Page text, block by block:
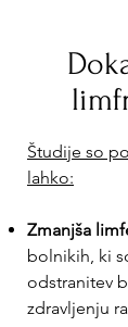
Študije so
lahko:
Zmanjša
bolnikih, ki
odstranitev
zdravljenju